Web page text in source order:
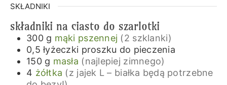
SKŁADNIKI
składniki na ciasto do szarlotki
300 g mąki pszennej (2 szklanki)
0,5 łyżeczki proszku do pieczenia
150 g masła (najlepiej zimnego)
4 żółtka (z jajek L – białka będą potrzebne